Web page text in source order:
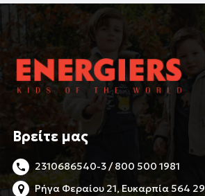
Βρείτε μας
2310686540-3 / 800 500 1981
Ρήγα Φεραίου 21, Ευκαρπία 564 29